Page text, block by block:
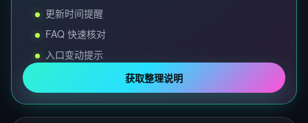
更新时间提醒
FAQ 快速核对
入口变动提示
获取整理说明